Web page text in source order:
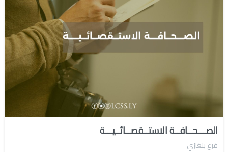
الصـــحــافــة الاستــقصــائــيـــة
فرع بنغازي